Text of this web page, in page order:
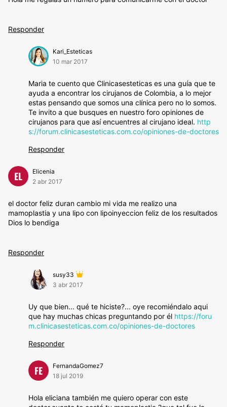
Responder
Kari_Esteticas
10 mar 2017
Maria te cuento que Clinicasesteticas es una guía que te
ayuda a encontrar los cirujanos de Colombia, a lo mejor
estas pensando que somos una clínica pero no lo somos.
Te invito a que busques en nuestro foro opiniones de
cirujanos para que así encuentres al cirujano ideal. http
s://forum.clinicasesteticas.com.co/opiniones-de-doctores
Responder
EL
Elicenia
2 abr 2017
el doctor feliz duran cambio mi vida me realizo una
mamoplastia y una lipo con lipoinyeccion feliz de los resultados
Dios lo bendiga
Responder
susy33
3 abr 2017
Uy que bien... qué te hiciste?... oye recomiéndalo aqui
que hay muchas chicas preguntando por él https://foru
m.clinicasesteticas.com.co/opiniones-de-doctores
Responder
FE
FernandaGomez7
18 jul 2019
Hola eliciana también me quiero operar con este